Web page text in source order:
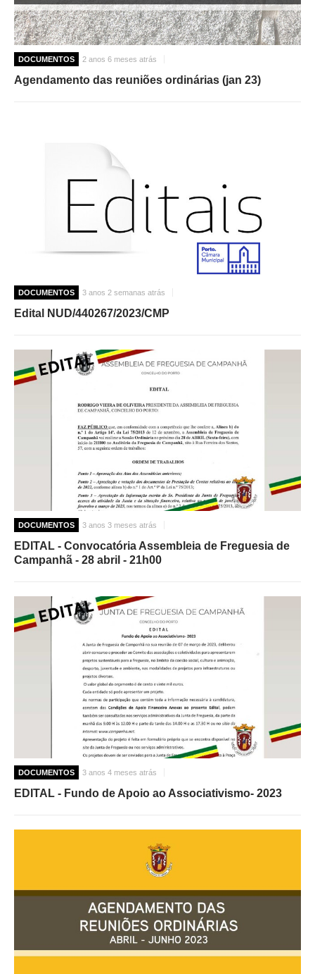
DOCUMENTOS 2 anos 6 meses atrás
Agendamento das reuniões ordinárias (jan 23)
DOCUMENTOS 3 anos 2 semanas atrás
Edital NUD/440267/2023/CMP
DOCUMENTOS 3 anos 3 meses atrás
EDITAL - Convocatória Assembleia de Freguesia de
Campanhã - 28 abril - 21h00
DOCUMENTOS 3 anos 4 meses atrás
EDITAL - Fundo de Apoio ao Associativismo- 2023